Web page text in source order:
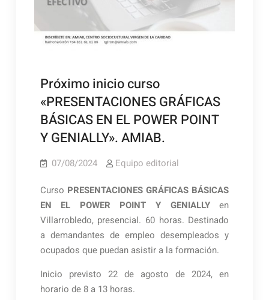
Próximo inicio curso
«PRESENTACIONES GRÁFICAS
BÁSICAS EN EL POWER POINT
Y GENIALLY». AMIAB.
07/08/2024 Equipo editorial
Curso PRESENTACIONES GRÁFICAS BÁSICAS
EN EL POWER POINT Y GENIALLYen
Villarrobledo, presencial. 60 horas. Destinado
a demandantes de empleo desempleados y
ocupados que puedan asistir a la formación.
Inicio previsto 22 de agosto de 2024, en
horario de 8 a 13 horas.